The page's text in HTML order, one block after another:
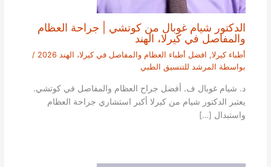
الدكتور شيام غوبال من كوتشي | جراحة العظام
والمفاصل في كيرلا، الهند
أطباء كيرلا, افضل أطباء العظام والمفاصل في كيرلا، الهند 2026
/
بواسطة المرشد للتنسيق الطبي
د. شيام غوبال ف. أفضل جراح العظام والمفاصل في كوتشي.
يعتبر الدكتور شيام من كيرلا أكبر استشاري جراحة العظام
واستبدال […]